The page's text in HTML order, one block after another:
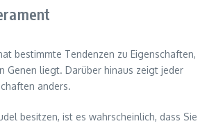
bestimmte Tendenzen zu Eigenschaften,
Genen liegt. Darüber hinaus zeigt jeder
anders.
besitzen, ist es wahrscheinlich, dass Sie